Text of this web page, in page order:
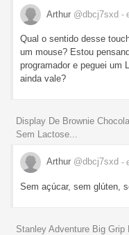
Arthur @dbcj7sxd -
Qual o sentido desse
um mouse? Estou
programador e peguei um
ainda vale?
Display De Brownie
Sem Lactose...
Arthur @dbcj7sxd -
Sem açúcar, sem glúten,
Stanley Adventure Big Grip